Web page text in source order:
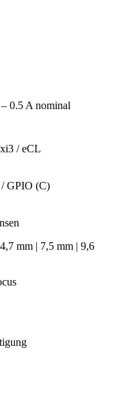
0.5 A nominal
/ eCL
GPIO (C)
mm | 7,5 mm | 9,6